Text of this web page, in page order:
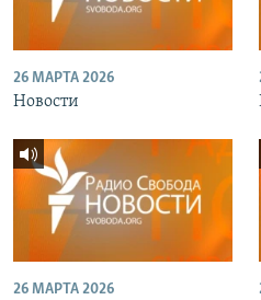
26 МАРТА 2026
Новости
26 МАРТА 2026